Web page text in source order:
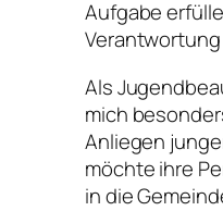
Aufgabe
Als
mich
Anliegen
möchte ihre
in die